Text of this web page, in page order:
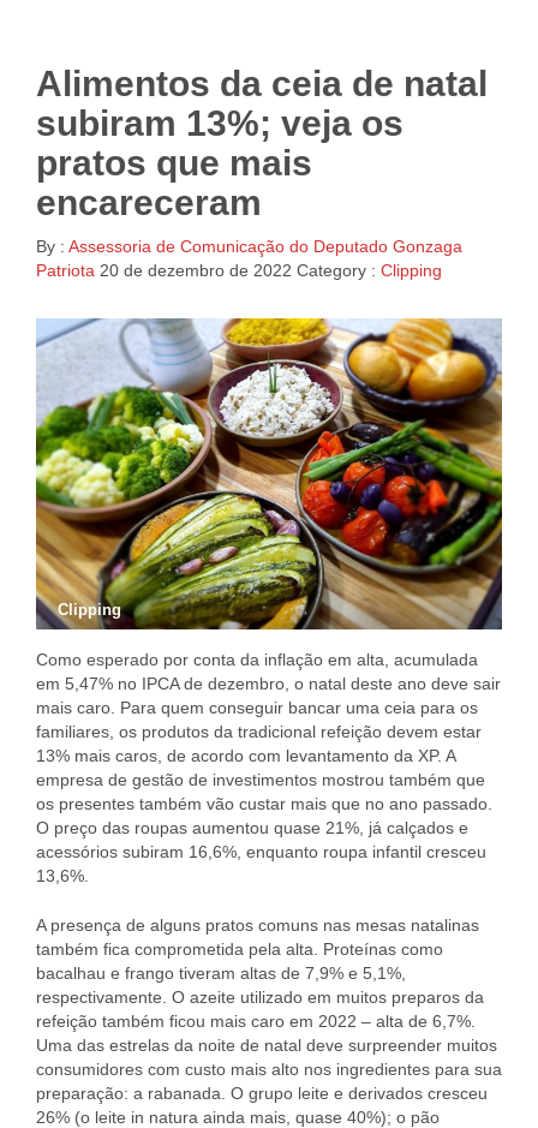
Alimentos da ceia de natal
subiram 13%; veja os
pratos que mais
encareceram
By : Assessoria de Comunicação do Deputado Gonzaga
Patriota 20 de dezembro de 2022 Category : Clipping
Clipping
Como esperado por conta da inflação em alta, acumulada
em 5,47% no IPCA de dezembro, o natal deste ano deve sair
mais caro. Para quem conseguir bancar uma ceia para os
familiares, os produtos da tradicional refeição devem estar
13% mais caros, de acordo com levantamento da XP. A
empresa de gestão de investimentos mostrou também que
os presentes também vão custar mais que no ano passado.
O preço das roupas aumentou quase 21%, já calçados e
acessórios subiram 16,6%, enquanto roupa infantil cresceu
13,6%.
A presença de alguns pratos comuns nas mesas natalinas
também fica comprometida pela alta. Proteínas como
bacalhau e frango tiveram altas de 7,9% e 5,1%,
respectivamente. O azeite utilizado em muitos preparos da
refeição também ficou mais caro em 2022 – alta de 6,7%.
Uma das estrelas da noite de natal deve surpreender muitos
consumidores com custo mais alto nos ingredientes para sua
preparação: a rabanada. O grupo leite e derivados cresceu
26% (o leite in natura ainda mais, quase 40%); o pão